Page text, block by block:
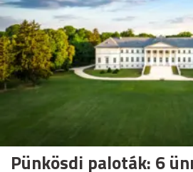
Pünkösdi paloták: 6